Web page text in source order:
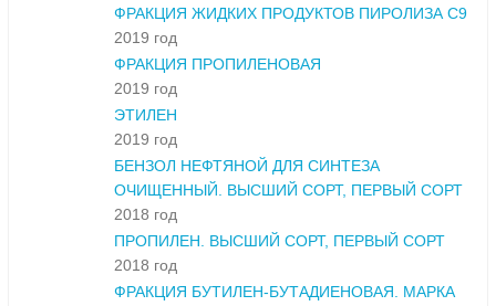
ФРАКЦИЯ ЖИДКИХ ПРОДУКТОВ ПИРОЛИЗА С9
2019 год
ФРАКЦИЯ ПРОПИЛЕНОВАЯ
2019 год
ЭТИЛЕН
2019 год
БЕНЗОЛ НЕФТЯНОЙ ДЛЯ СИНТЕЗА
ОЧИЩЕННЫЙ. ВЫСШИЙ СОРТ, ПЕРВЫЙ СОРТ
2018 год
ПРОПИЛЕН. ВЫСШИЙ СОРТ, ПЕРВЫЙ СОРТ
2018 год
ФРАКЦИЯ БУТИЛЕН-БУТАДИЕНОВАЯ. МАРКА